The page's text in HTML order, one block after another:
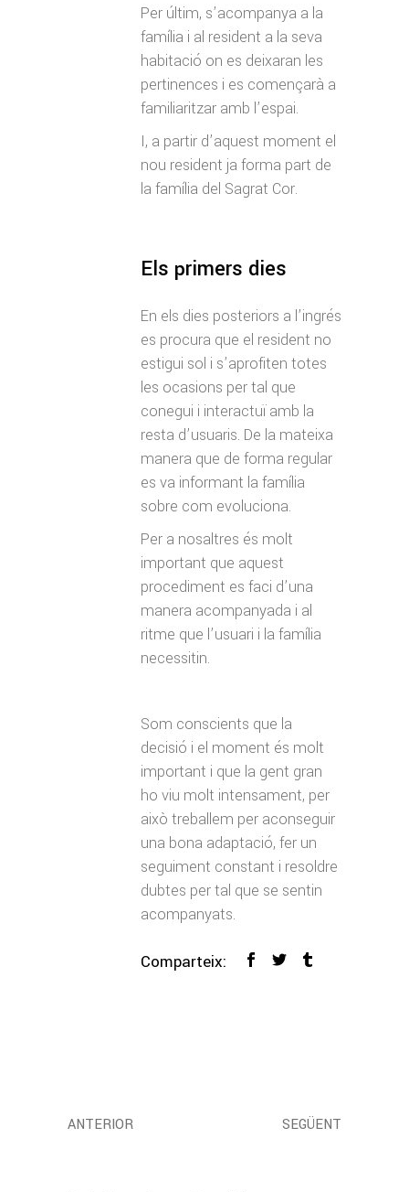
Per últim, s’acompanya a la
família i al resident a la seva
habitació on es deixaran les
pertinences i es començarà a
familiaritzar amb l’espai.
I, a partir d’aquest moment el
nou resident ja forma part de
la família del Sagrat Cor.
Els primers dies
En els dies posteriors a l’ingrés
es procura que el resident no
estigui sol i s’aprofiten totes
les ocasions per tal que
conegui i interactuï amb la
resta d’usuaris. De la mateixa
manera que de forma regular
es va informant la família
sobre com evoluciona.
Per a nosaltres és molt
important que aquest
procediment es faci d’una
manera acompanyada i al
ritme que l’usuari i la família
necessitin.
Som conscients que la
decisió i el moment és molt
important i que la gent gran
ho viu molt intensament, per
això treballem per aconseguir
una bona adaptació, fer un
seguiment constant i resoldre
dubtes per tal que se sentin
acompanyats.
Comparteix:
ANTERIOR SEGÜENT